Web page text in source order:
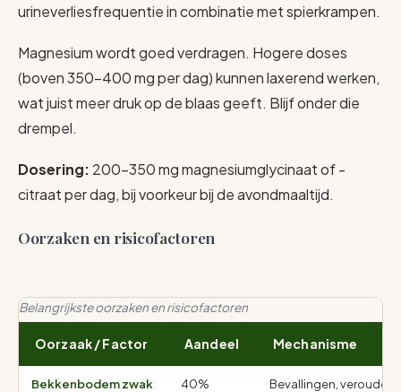
urineverliesfrequentie in combinatie met spierkrampen.
Magnesium wordt goed verdragen. Hogere doses
(boven 350-400 mg per dag) kunnen laxerend werken,
wat juist meer druk op de blaas geeft. Blijf onder die
drempel.
Dosering: 200-350 mg magnesiumglycinaat of -
citraat per dag, bij voorkeur bij de avondmaaltijd.
Oorzaken en risicofactoren
Belangrijkste oorzaken en risicofactoren
Oorzaak / Factor Aandeel Mechanisme
Bekkenbodem zwak 40% Bevallingen,